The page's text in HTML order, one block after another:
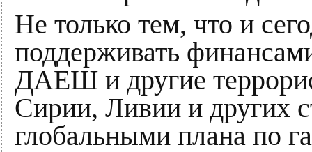
Не только тем, что и
поддерживать
ДАЕШ и другие
Сирии, Ливии и других
глобальными плана по